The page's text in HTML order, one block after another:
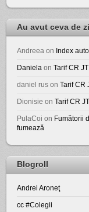
Au avut ceva de
Andreea on Index
Daniela onTarif CR
daniel rus onTarif CR
Dionisie onTarif CR
PulaCoi on Fumătorii
fumează
Blogroll
Andrei Aroneţ
cc #Colegii